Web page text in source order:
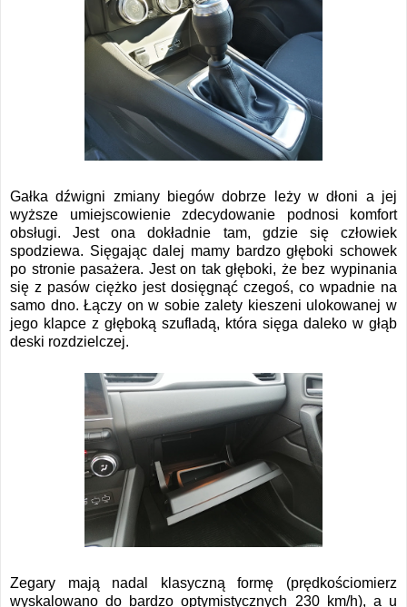
Gałka dźwigni zmiany biegów dobrze leży w dłoni a jej
wyższe umiejscowienie zdecydowanie podnosi komfort
obsługi. Jest ona dokładnie tam, gdzie się człowiek
spodziewa. Sięgając dalej mamy bardzo głęboki schowek
po stronie pasażera. Jest on tak głęboki, że bez wypinania
się z pasów ciężko jest dosięgnąć czegoś, co wpadnie na
samo dno. Łączy on w sobie zalety kieszeni ulokowanej w
jego klapce z głęboką szufladą, która sięga daleko w głąb
deski rozdzielczej.
Zegary mają nadal klasyczną formę (prędkościomierz
wyskalowano do bardzo optymistycznych 230 km/h), a u